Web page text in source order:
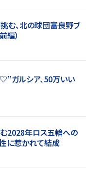
む、北の球団――富良野ブ
編）
ガルシア、50万いい
2028年ロス五輪への
に惹かれて結成